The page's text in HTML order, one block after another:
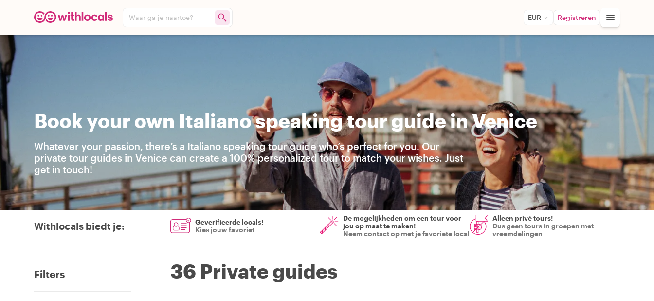
Waar ga je naartoe? EUR Registreren
Book your own Italiano speaking tour guide in Venice
Whatever your passion, there’s a Italiano speaking tour guide who’s perfect for you. Our
private tour guides in Venice can create a 100% personalized tour to match your wishes. Just
get in touch!
Withlocals biedt je:
Geverifieerde locals!
Kies jouw favoriet
De mogelijkheden om een tour voor
jou op maat te maken!
Neem contact op met je favoriete local
Alleen privé tours!
Dus geen tours in groepen met
vreemdelingen
Filters 36 Private guides